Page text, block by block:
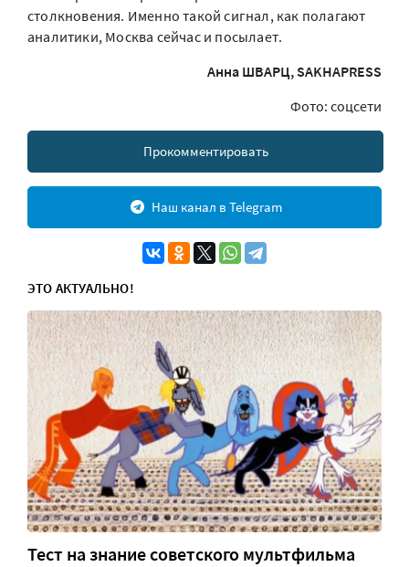
столкновения. Именно такой сигнал, как полагают
аналитики, Москва сейчас и посылает.
Анна ШВАРЦ, SAKHAPRESS
Фото: соцсети
Прокомментировать
Наш канал в Telegram
ЭТО АКТУАЛЬНО!
Тест на знание советского мультфильма